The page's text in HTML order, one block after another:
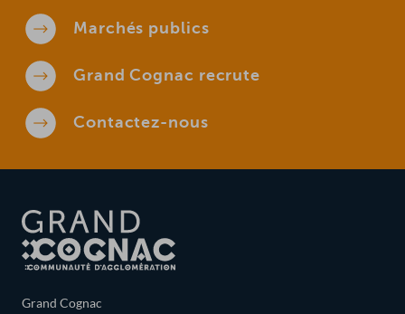
Marchés publics
Grand Cognac recrute
Contactez-nous
Grand Cognac